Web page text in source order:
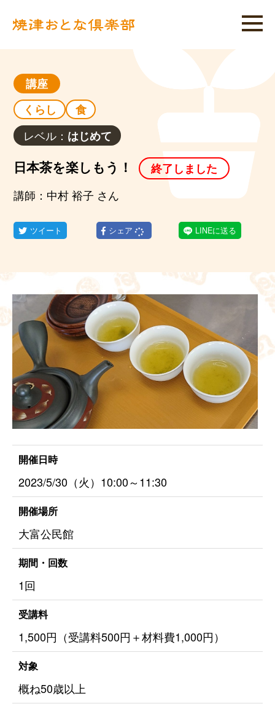
講座
くらし
食
レベル： はじめて
日本茶を楽しもう！ 終了しました
講師：中村 裕子 さん
ツイート シェア LINEに送る
開催日時
2023/5/30（火）10:00～11:30
開催場所
大富公民館
期間・回数
1回
受講料
1,500円（受講料500円＋材料費1,000円）
対象
概ね50歳以上